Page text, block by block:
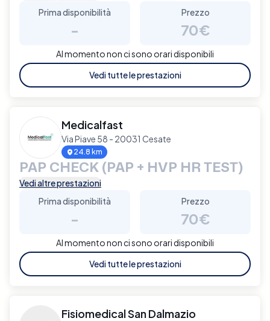
Prima disponibilità
-
Prezzo
70€
Al momento non ci sono orari disponibili
Vedi tutte le prestazioni
Medicalfast
Via Piave 58 - 20031 Cesate
24.8 km
PAP CHECK (PAP + HVP HR TEST)
Vedi altre prestazioni
Prima disponibilità
-
Prezzo
70€
Al momento non ci sono orari disponibili
Vedi tutte le prestazioni
Fisiomedical San Dalmazio